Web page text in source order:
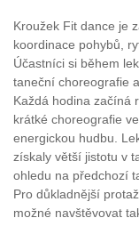
Kroužek Fit dance je
koordinace pohybů,
Účastníci si během
taneční choreografie
Každá hodina začíná
krátké choreografie
energickou hudbu.
získaly větší jistotu v
ohledu na předchozí
Pro důkladnější
možné navštěvovat